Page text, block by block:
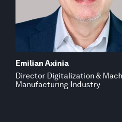
Emilian Axinia
Director Digitalization &
Manufacturing Industry